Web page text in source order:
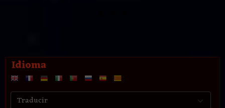
Idioma